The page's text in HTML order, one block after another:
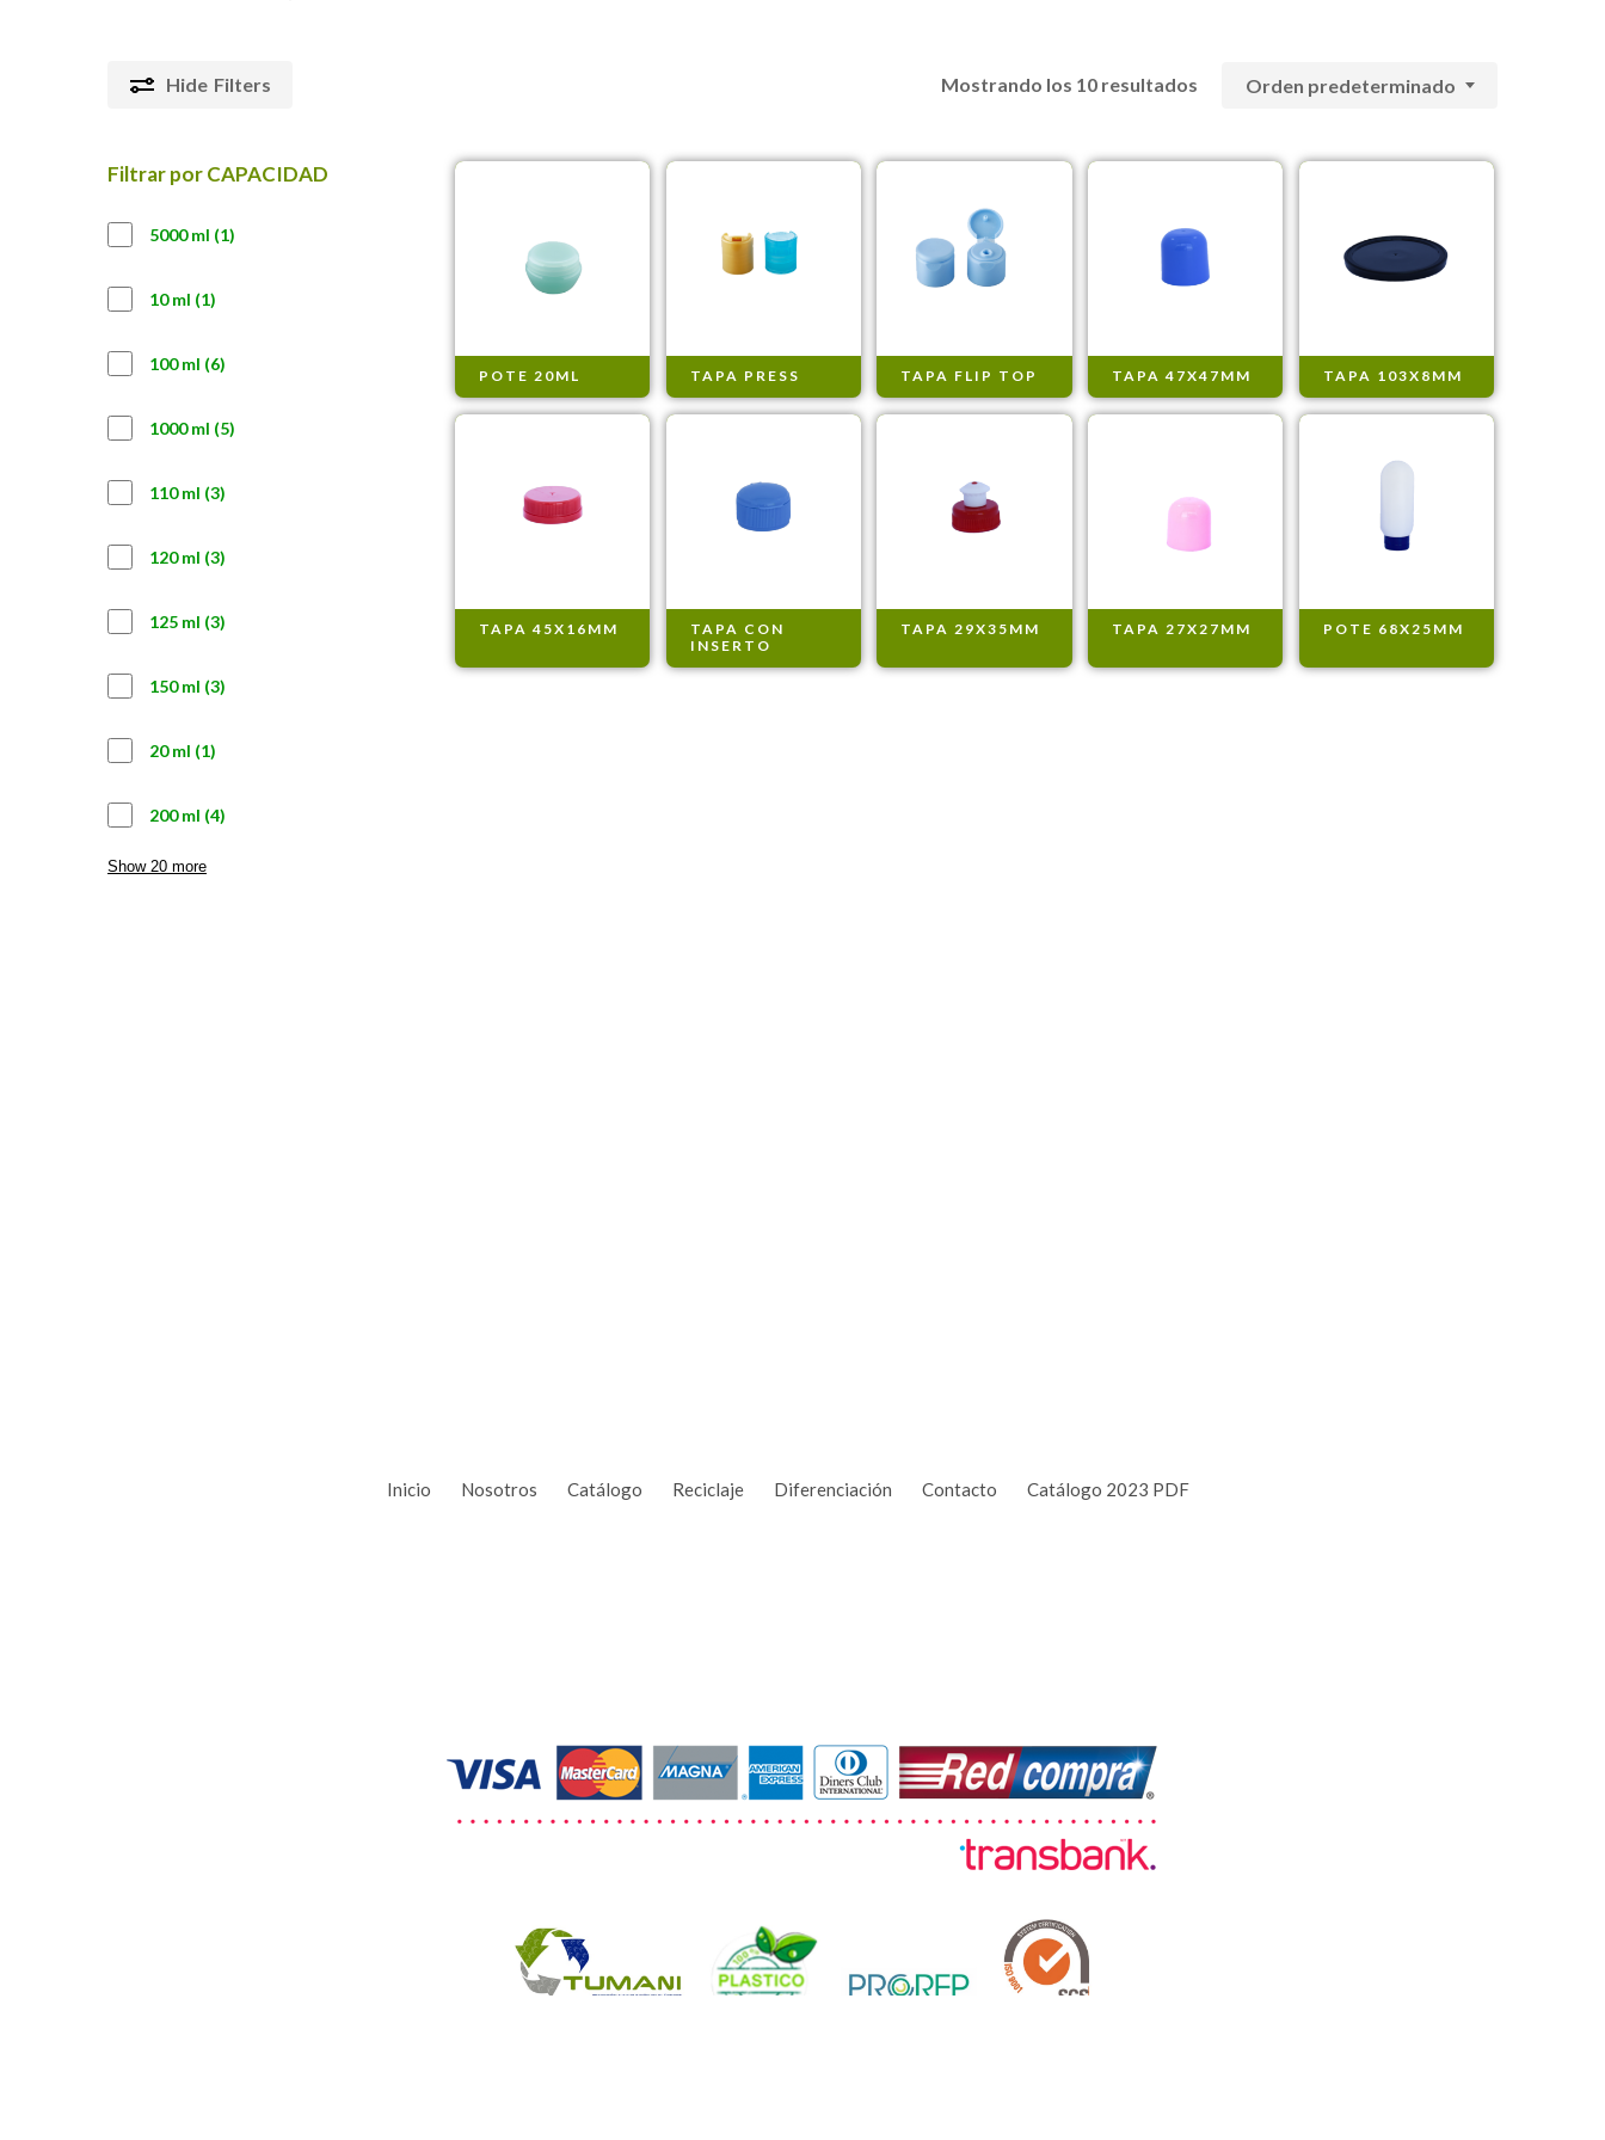
Hide Filters Mostrando los 10 resultados Orden predeterminado
Filtrar por CAPACIDAD
5000 ml 11
10 ml 11
100 ml 66
1000 ml 55
110 ml 33
120 ml 33
125 ml 33
150 ml 33
20 ml 11
200 ml 44
Show 20 more
POTE 20ML TAPA PRESS TAPA FLIP TOP TAPA 47X47MM TAPA 103X8MM
TAPA 45X16MM
TAPA CON
INSERTO
TAPA 29X35MM TAPA 27X27MM POTE 68X25MM
Inicio Nosotros Catálogo Reciclaje Diferenciación Contacto Catálogo 2023 PDF